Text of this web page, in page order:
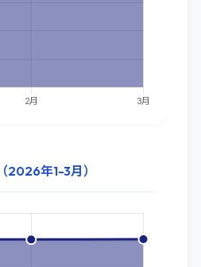
2026年1-3月）